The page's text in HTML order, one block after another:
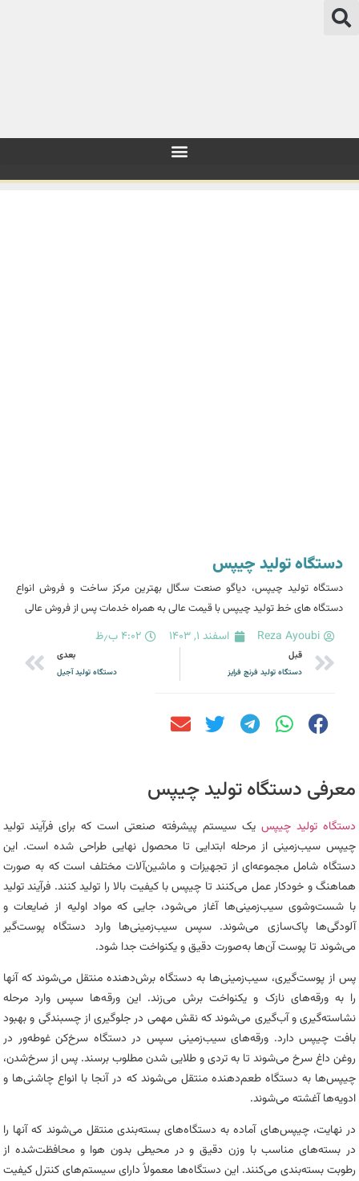
دستگاه تولید چیپس
دستگاه تولید چیپس، دیاگو صنعت سگال بهترین مرکز ساخت و فروش انواع
دستگاه های خط تولید چیپس با قیمت عالی به همراه خدمات پس از فروش عالی
Reza Ayoubi اسفند ۱, ۱۴۰۳ ۴:۰۲ ب٫ظ
قبل
دستگاه تولید فرنچ فرایز
بعدی
دستگاه تولید آجیل
معرفی دستگاه تولید چیپس
دستگاه تولید چیپس یک سیستم پیشرفته صنعتی است که برای فرآیند تولید
چیپس سیب‌زمینی از مرحله ابتدایی تا محصول نهایی طراحی شده است. این
دستگاه شامل مجموعه‌ای از تجهیزات و ماشین‌آلات مختلف است که به صورت
هماهنگ و خودکار عمل می‌کنند تا چیپس با کیفیت بالا را تولید کنند. فرآیند تولید
با شست‌وشوی سیب‌زمینی‌ها آغاز می‌شود، جایی که مواد اولیه از ضایعات و
آلودگی‌ها پاک‌سازی می‌شوند. سپس سیب‌زمینی‌ها وارد دستگاه پوست‌گیر
می‌شوند تا پوست آن‌ها به‌صورت دقیق و یکنواخت جدا شود.
پس از پوست‌گیری، سیب‌زمینی‌ها به دستگاه برش‌دهنده منتقل می‌شوند که آنها
را به ورقه‌های نازک و یکنواخت برش می‌زند. این ورقه‌ها سپس وارد مرحله
نشاسته‌گیری و آب‌گیری می‌شوند که نقش مهمی در جلوگیری از چسبندگی و بهبود
بافت چیپس دارد. ورقه‌های سیب‌زمینی سپس در دستگاه سرخ‌کن غوطه‌ور در
روغن داغ سرخ می‌شوند تا به تردی و طلایی شدن مطلوب برسند. پس از سرخ‌شدن،
چیپس‌ها به دستگاه طعم‌دهنده منتقل می‌شوند که در آنجا با انواع چاشنی‌ها و
ادویه‌ها آغشته می‌شوند.
در نهایت، چیپس‌های آماده به دستگاه‌های بسته‌بندی منتقل می‌شوند که آنها را
در بسته‌های مناسب با وزن دقیق و در محیطی بدون هوا و محافظت‌شده از
رطوبت بسته‌بندی می‌کنند. این دستگاه‌ها معمولاً دارای سیستم‌های کنترل کیفیت